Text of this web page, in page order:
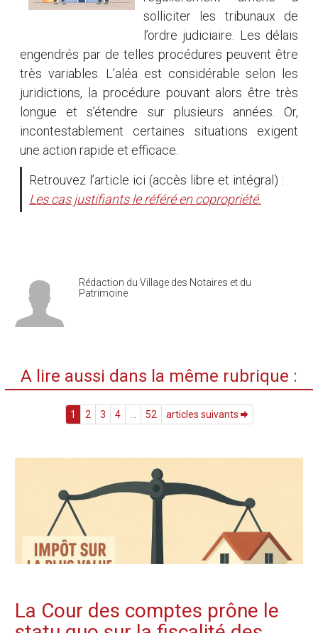
solliciter les tribunaux de
l’ordre judiciaire. Les délais
engendrés par de telles procédures peuvent être
très variables. L’aléa est considérable selon les
juridictions, la procédure pouvant alors être très
longue et s’étendre sur plusieurs années. Or,
incontestablement certaines situations exigent
une action rapide et efficace.
Retrouvez l’article ici (accès libre et intégral) :
Les cas justifiants le référé en copropriété.
Rédaction du Village des Notaires et du
Patrimoine
A lire aussi dans la même rubrique :
1 2 3 4 52 articles suivants
La Cour des comptes prône le